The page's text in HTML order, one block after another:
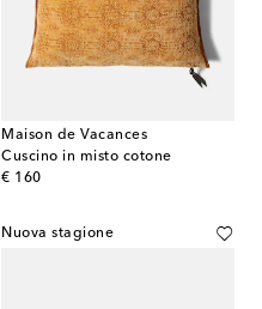
Maison de Vacances
Cuscino in misto cotone
€ 160
original price
Nuova stagione